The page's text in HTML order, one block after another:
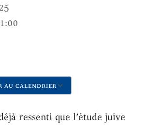
AU CALENDRIER
ICS Calendrier
ressenti que l’étude juive